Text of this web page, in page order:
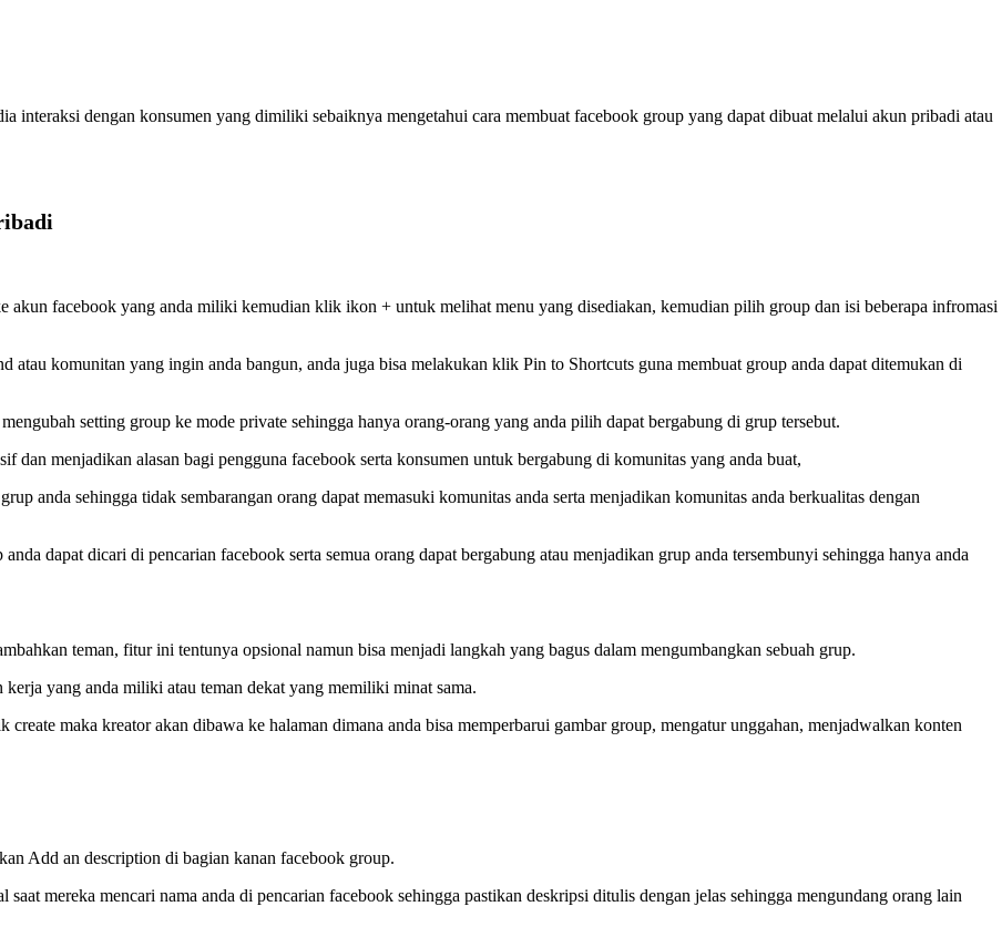
interaksi dengan konsumen yang dimiliki sebaiknya mengetahui cara membuat facebook group yang dapat dibuat melalui akun pribadi atau
akun facebook yang anda miliki kemudian klik ikon + untuk melihat menu yang disediakan, kemudian pilih group dan isi beberapa infromasi
atau komunitan yang ingin anda bangun, anda juga bisa melakukan klik Pin to Shortcuts guna membuat group anda dapat ditemukan di
setting group ke mode private sehingga hanya orang-orang yang anda pilih dapat bergabung di grup tersebut.
dan menjadikan alasan bagi pengguna facebook serta konsumen untuk bergabung di komunitas yang anda buat,
anda sehingga tidak sembarangan orang dapat memasuki komunitas anda serta menjadikan komunitas anda berkualitas dengan
dapat dicari di pencarian facebook serta semua orang dapat bergabung atau menjadikan grup anda tersembunyi sehingga hanya anda
teman, fitur ini tentunya opsional namun bisa menjadi langkah yang bagus dalam mengumbangkan sebuah grup.
yang anda miliki atau teman dekat yang memiliki minat sama.
maka kreator akan dibawa ke halaman dimana anda bisa memperbarui gambar group, mengatur unggahan, menjadwalkan konten
Add an description di bagian kanan facebook group.
mereka mencari nama anda di pencarian facebook sehingga pastikan deskripsi ditulis dengan jelas sehingga mengundang orang lain